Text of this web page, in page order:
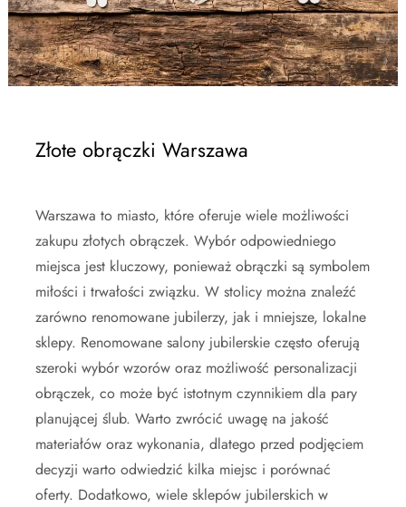
Złote obrączki Warszawa
Warszawa to miasto, które oferuje wiele możliwości
zakupu złotych obrączek. Wybór odpowiedniego
miejsca jest kluczowy, ponieważ obrączki są symbolem
miłości i trwałości związku. W stolicy można znaleźć
zarówno renomowane jubilerzy, jak i mniejsze, lokalne
sklepy. Renomowane salony jubilerskie często oferują
szeroki wybór wzorów oraz możliwość personalizacji
obrączek, co może być istotnym czynnikiem dla pary
planującej ślub. Warto zwrócić uwagę na jakość
materiałów oraz wykonania, dlatego przed podjęciem
decyzji warto odwiedzić kilka miejsc i porównać
oferty. Dodatkowo, wiele sklepów jubilerskich w